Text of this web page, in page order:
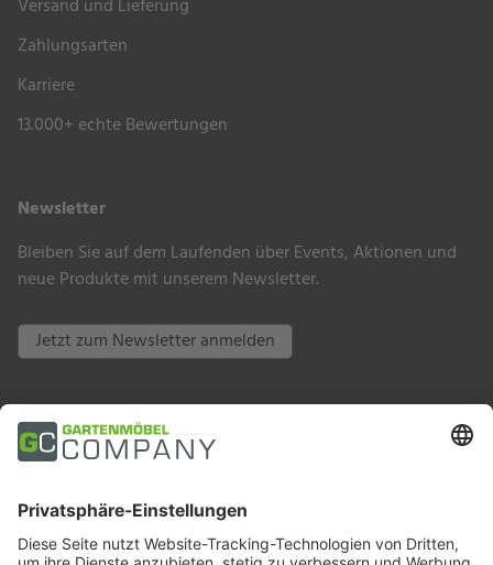
Versand und Lieferung
Zahlungsarten
Karriere
13.000+ echte Bewertungen
Newsletter
Bleiben Sie auf dem Laufenden über Events, Aktionen und
neue Produkte mit unserem Newsletter.
Jetzt zum Newsletter anmelden
Zahlungsarten